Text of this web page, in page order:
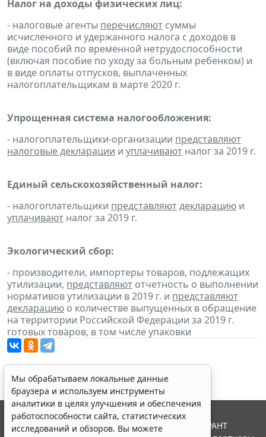
Налог на доходы физических лиц:
- налоговые агенты перечисляют суммы
исчисленного и удержанного налога с доходов в
виде пособий по временной нетрудоспособности
(включая пособие по уходу за больным ребенком) и
в виде оплаты отпусков, выплаченных
налогоплательщикам в марте 2020 г.
Упрощенная система налогообложения:
- налогоплательщики-организации представляют
налоговые декларации и уплачивают налог за 2019 г.
Единый сельскохозяйственный налог:
- налогоплательщики представляютдекларацию и
уплачивают налог за 2019 г.
Экологический сбор:
- производители, импортеры товаров, подлежащих
утилизации, представляют отчетность о выполнении
нормативов утилизации в 2019 г. и представляют
декларацию о количестве выпущенных в обращение
на территории Российской Федерации за 2019 г.
готовых товаров, в том числе упаковки
Мы обрабатываем локальные данные
браузера и используем инструменты
аналитики в целях улучшения и обеспечения
работоспособности сайта, статистических
исследований и обзоров. Вы можете
© ООО "НПП "ГАРАНТ-СЕРВИС", 2026. Система ГАРАНТ